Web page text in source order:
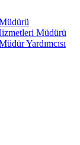
Müdürü
Yardımcısı